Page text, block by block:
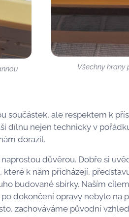
Všechny
součástek, ale respektem k
dílnu nejen technicky v
dorazil.
důvěrou. Dobře si
které k nám přicházejí,
budované sbírky. Naším
dokončení opravy nebylo na
zachováváme původní